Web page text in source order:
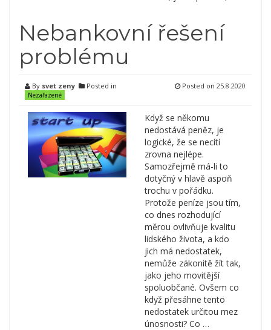
Nebankovní řešení
problému
By svet zeny Posted in
Nezařazené
Posted on 25.8.2020
Když se někomu
nedostává peněz, je
logické, že se necítí
zrovna nejlépe.
Samozřejmě má-li to
dotyčný v hlavě aspoň
trochu v pořádku.
Protože peníze jsou tím,
co dnes rozhodující
měrou ovlivňuje kvalitu
lidského života, a kdo
jich má nedostatek,
nemůže zákonitě žít tak,
jako jeho movitější
spoluobčané. Ovšem co
když přesáhne tento
nedostatek určitou mez
únosnosti? Co …